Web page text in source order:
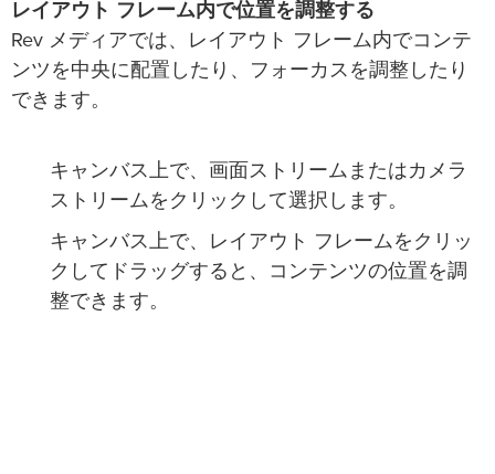
レイアウト フレーム内で位置を調整する
Rev メディアでは、レイアウト フレーム内でコンテ
ンツを中央に配置したり、フォーカスを調整したり
できます。
キャンバス上で、画面ストリームまたはカメラ
ストリームをクリックして選択します。
キャンバス上で、レイアウト フレームをクリッ
クしてドラッグすると、コンテンツの位置を調
整できます。